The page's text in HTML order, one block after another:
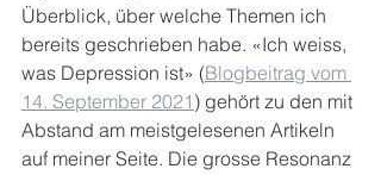
Überblick, über welche Themen ich
bereits geschrieben habe. «Ich weiss,
was Depression ist» (Blogbeitrag vom
14. September 2021 ) gehört zu den mit
Abstand am meistgelesenen Artikeln
auf meiner Seite. Die grosse Resonanz